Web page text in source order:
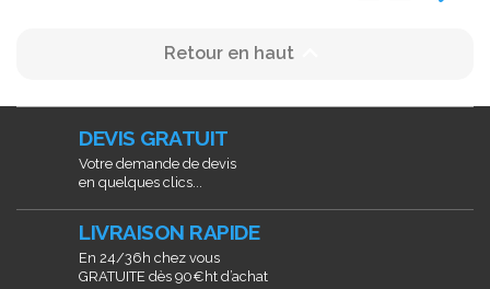
Retour en haut
DEVIS GRATUIT
Votre demande de devis
en quelques clics...
LIVRAISON RAPIDE
En 24/36h chez vous
GRATUITE dès 90€ht d’achat